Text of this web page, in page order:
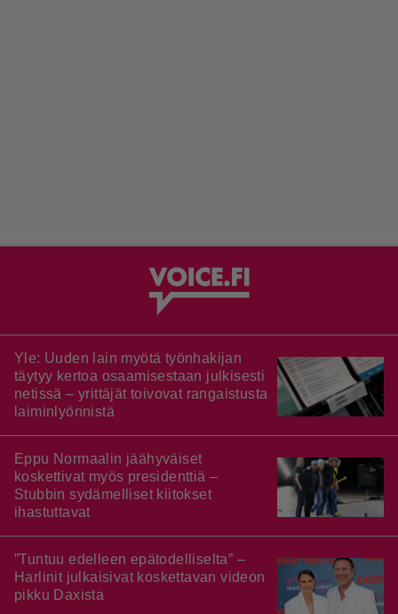
Yle: Uuden lain myötä työnhakijan
täytyy kertoa osaamisestaan julkisesti
netissä – yrittäjät toivovat rangaistusta
laiminlyönnistä
Eppu Normaalin jäähyväiset
koskettivat myös presidenttiä –
Stubbin sydämelliset kiitokset
ihastuttavat
”Tuntuu edelleen epätodelliselta” –
Harlinit julkaisivat koskettavan videon
pikku Daxista